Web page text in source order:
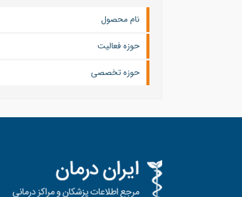
نام محصول
حوزه فعالیت
حوزه تخصصی